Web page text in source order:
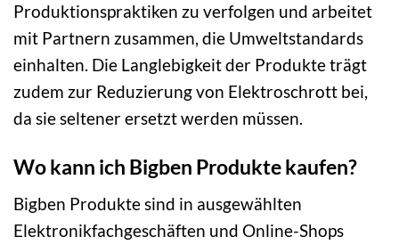
Produktionspraktiken zu verfolgen und arbeitet
mit Partnern zusammen, die Umweltstandards
einhalten. Die Langlebigkeit der Produkte trägt
zudem zur Reduzierung von Elektroschrott bei,
da sie seltener ersetzt werden müssen.
Wo kann ich Bigben Produkte kaufen?
Bigben Produkte sind in ausgewählten
Elektronikfachgeschäften und Online-Shops